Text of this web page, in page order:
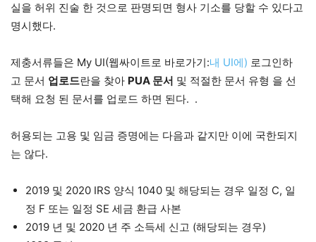
실을 허위 진술 한 것으로 판명되면 형사 기소를 당할 수 있다고
명시했다.
제충서류들은 My UI(웹싸이트로 바로가기:내 UI에) 로그인하
고 문서 업로드란을 찾아 PUA 문서 및 적절한 문서 유형 을 선
택해 요청 된 문서를 업로드 하면 된다. .
허용되는 고용 및 임금 증명에는 다음과 같지만 이에 국한되지
는 않다.
2019 및 2020 IRS 양식 1040 및 해당되는 경우 일정 C, 일
정 F 또는 일정 SE 세금 환급 사본
2019 년 및 2020 년 주 소득세 신고 (해당되는 경우)